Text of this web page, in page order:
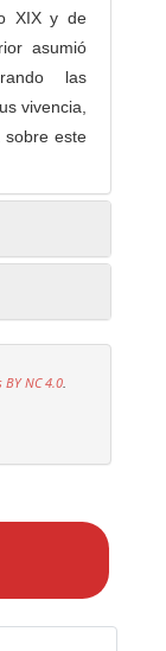
XIX y de
asumió
las
vivencia,
sobre este
BY NC 4.0.